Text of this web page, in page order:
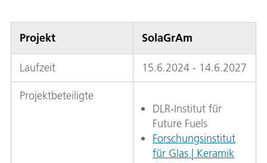
Projekt SolaGrAm
Laufzeit 15.6.2024 - 14.6.2027
Projektbeteiligte
DLR-Institut für
Future Fuels
Forschungsinstitut
für Glas | Keramik